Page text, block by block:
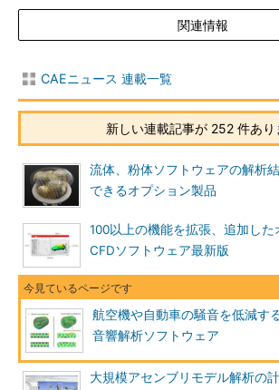
関連情報
CAEニュース 連載一覧
新しい連載記事が 252 件あり
流体、粉体ソフトウェアの解析
できるオプション製品
100以上の機能を拡張、追加した
CFDソフトウェア最新版
航空機や自動車の騒音を低減す
音響解析ソフトウェア
大規模アセンブリモデル解析の